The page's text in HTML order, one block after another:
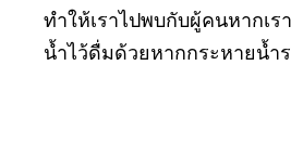
ทำให้เราไปพบกับผู้คนหากเร
น้ำไว้ดื่มด้วยหากกระหายน้ำ